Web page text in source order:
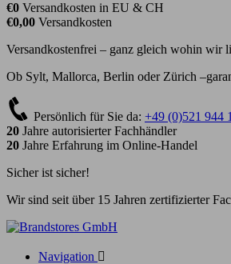
€0 Versandkosten in EU & CH
€0,00 Versandkosten
Versandkostenfrei – ganz gleich wohin wir
Ob Sylt, Mallorca, Berlin oder Zürich
Persönlich für Sie da: +49 (0)521 944
20 Jahre autorisierter Fachhändler
20 Jahre Erfahrung im Online-Handel
Sicher ist sicher!
Wir sind seit über 15 Jahren zertifizierter
Navigation 